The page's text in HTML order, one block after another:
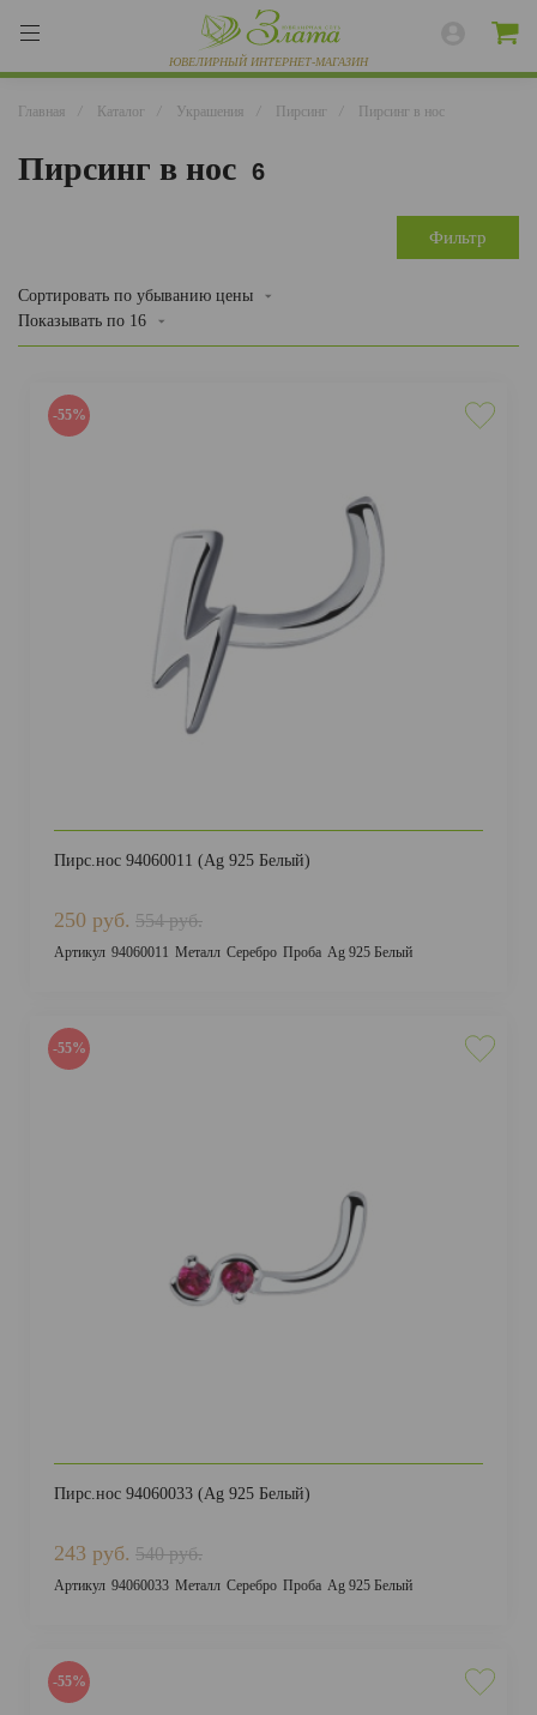
ВЕСЬ КАТАЛОГ
БРАСЛЕТЫ
ЦЕПИ
ДОСТАВКА И ОПЛАТА
Главная Каталог Украшения Пирсинг Пирсинг в нос
Пирсинг в нос 6
Фильтр
Сортировать по убыванию цены
Показывать по 16
-55%
Пирс.нос 94060011 (Ag 925 Белый)
250 руб. 554 руб.
Артикул 94060011 Металл Серебро Проба Ag 925 Белый
-55%
Пирс.нос 94060033 (Ag 925 Белый)
243 руб. 540 руб.
Артикул 94060033 Металл Серебро Проба Ag 925 Белый
-55%